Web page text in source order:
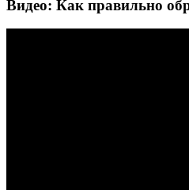
Видео: Как правильно